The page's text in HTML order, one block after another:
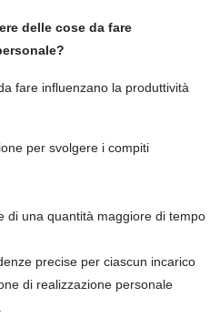
delle cose da fare
fare influenzano la produttività
per svolgere i compiti
di una quantità maggiore di tempo
precise per ciascun incarico
di realizzazione personale